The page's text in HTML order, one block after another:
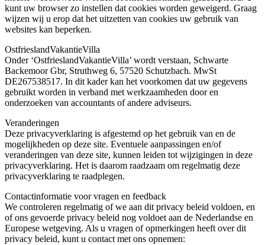
kunt uw browser zo instellen dat cookies worden geweigerd. Graag
wijzen wij u erop dat het uitzetten van cookies uw gebruik van
websites kan beperken.
OstfrieslandVakantieVilla
Onder ‘OstfrieslandVakantieVilla’ wordt verstaan, Schwarte
Backemoor Gbr, Struthweg 6, 57520 Schutzbach. MwSt
DE267538517. In dit kader kan het voorkomen dat uw gegevens
gebruikt worden in verband met werkzaamheden door en
onderzoeken van accountants of andere adviseurs.
Veranderingen
Deze privacyverklaring is afgestemd op het gebruik van en de
mogelijkheden op deze site. Eventuele aanpassingen en/of
veranderingen van deze site, kunnen leiden tot wijzigingen in deze
privacyverklaring. Het is daarom raadzaam om regelmatig deze
privacyverklaring te raadplegen.
Contactinformatie voor vragen en feedback
We controleren regelmatig of we aan dit privacy beleid voldoen, en
of ons gevoerde privacy beleid nog voldoet aan de Nederlandse en
Europese wetgeving. Als u vragen of opmerkingen heeft over dit
privacy beleid, kunt u contact met ons opnemen: